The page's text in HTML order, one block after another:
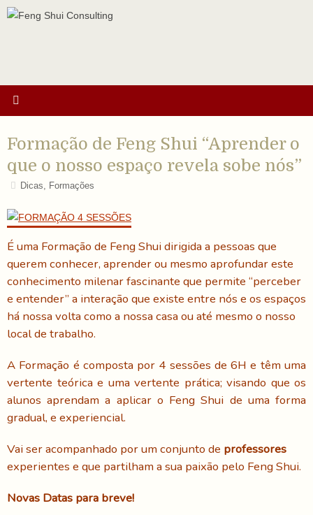
Formação de Feng Shui “Aprender o
que o nosso espaço revela sobe nós”
Dicas, Formações
É uma Formação de Feng Shui dirigida a pessoas que
querem conhecer, aprender ou mesmo aprofundar este
conhecimento milenar fascinante que permite “perceber
e entender” a interação que existe entre nós e os espaços
há nossa volta como a nossa casa ou até mesmo o nosso
local de trabalho.
A Formação é composta por 4 sessões de 6H e têm uma
vertente teórica e uma vertente prática; visando que os
alunos aprendam a aplicar o Feng Shui de uma forma
gradual, e experiencial.
Vai ser acompanhado por um conjunto de professores
experientes e que partilham a sua paixão pelo Feng Shui.
Novas Datas para breve!